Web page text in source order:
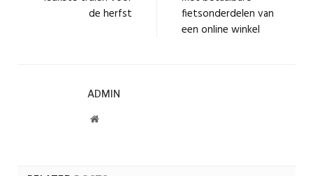
de herfst
fietsonderdelen van
een online winkel
ADMIN
Website